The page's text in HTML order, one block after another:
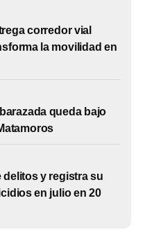
corredor vial
la movilidad en
queda bajo
delitos y registra su
en julio en 20